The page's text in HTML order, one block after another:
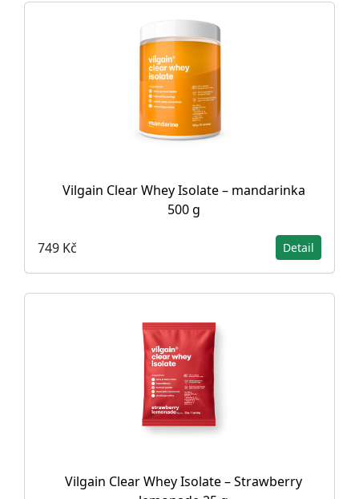
Vilgain Clear Whey Isolate – mandarinka
500 g
749 Kč Detail
Vilgain Clear Whey Isolate – Strawberry